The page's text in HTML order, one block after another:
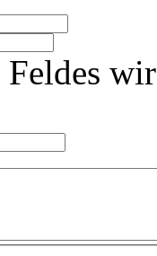
Feldes